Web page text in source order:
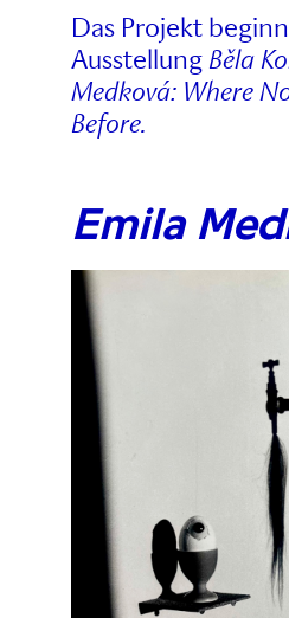
Das Projekt
AusstellungBěla
Medková: Where
Before.
Emila